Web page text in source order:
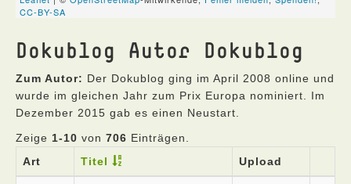
Dokublog Autor Dokublog
Zum Autor: Der Dokublog ging im April 2008 online und
wurde im gleichen Jahr zum Prix Europa nominiert. Im
Dezember 2015 gab es einen Neustart.
Zeige 1-10 von 706 Einträgen.
Art
Titel Upload